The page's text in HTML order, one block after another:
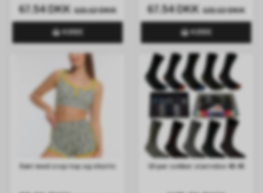
67.54 DKK122.12 DKK
KØBE
67.54 DKK122.12 DKK
KØBE
Sæt med crop top og shorts 10 par sokker størrelse 40-45